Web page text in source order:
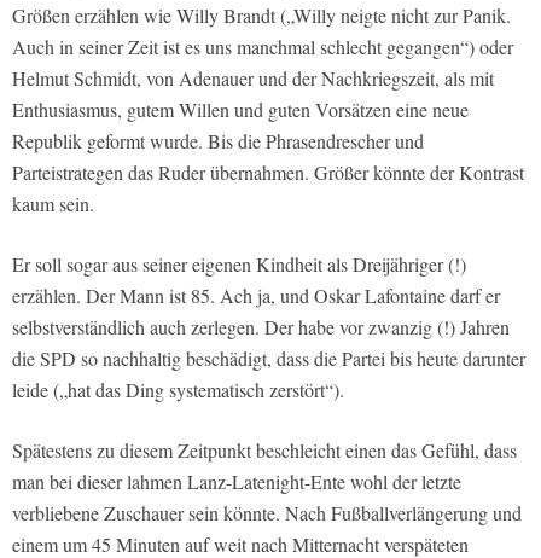
Größen erzählen wie Willy Brandt („Willy neigte nicht zur Panik.
Auch in seiner Zeit ist es uns manchmal schlecht gegangen“) oder
Helmut Schmidt, von Adenauer und der Nachkriegszeit, als mit
Enthusiasmus, gutem Willen und guten Vorsätzen eine neue
Republik geformt wurde. Bis die Phrasendrescher und
Parteistrategen das Ruder übernahmen. Größer könnte der Kontrast
kaum sein.
Er soll sogar aus seiner eigenen Kindheit als Dreijähriger (!)
erzählen. Der Mann ist 85. Ach ja, und Oskar Lafontaine darf er
selbstverständlich auch zerlegen. Der habe vor zwanzig (!) Jahren
die SPD so nachhaltig beschädigt, dass die Partei bis heute darunter
leide („hat das Ding systematisch zerstört“).
Spätestens zu diesem Zeitpunkt beschleicht einen das Gefühl, dass
man bei dieser lahmen Lanz-Latenight-Ente wohl der letzte
verbliebene Zuschauer sein könnte. Nach Fußballverlängerung und
einem um 45 Minuten auf weit nach Mitternacht verspäteten